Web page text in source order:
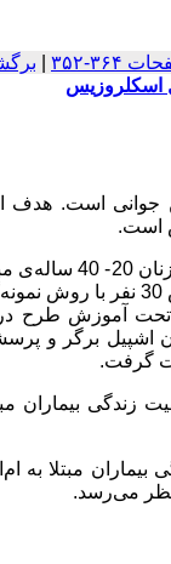
جوانی است. هدف
است.
: روش پژوهش حاضر از نوع طرح آزمایشی پیش‌آزمون- پس‌آزمون بود. جامعه
بیماری مالتیپل اسکلروزیس بود که در سال 1393 در انجمن ام. اس شهر ساری عضویت داشتند، به‌منظور
و کنترل) تقسیم شدند. گروه آزمایش 8 جلسه دوساعته تحت
اشپیل برگر و
گرفت.
بیماران
مبتلا به
نظر می‌‌رسد.